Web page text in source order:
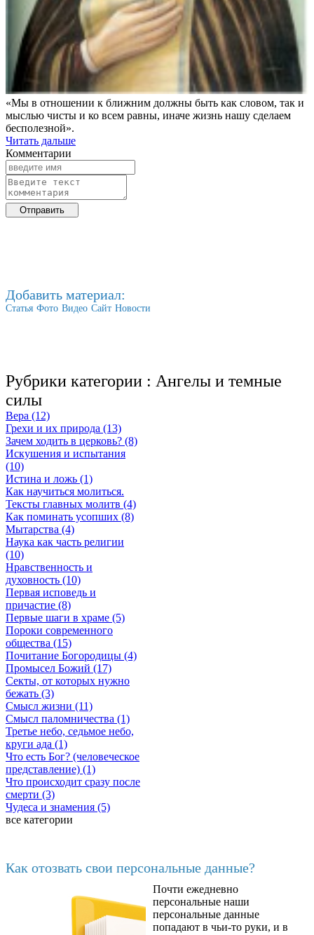
«Мы в отношении к ближним должны быть как словом, так и
мыслью чисты и ко всем равны, иначе жизнь нашу сделаем
бесполезной».
Читать дальше
Комментарии
Добавить материал:
Статья Фото Видео Сайт Новости
Рубрики категории : Ангелы и темные
силы
Вера (12)
Грехи и их природа (13)
Зачем ходить в церковь? (8)
Искушения и испытания
(10)
Истина и ложь (1)
Как научиться молиться.
Тексты главных молитв (4)
Как поминать усопших (8)
Мытарства (4)
Наука как часть религии
(10)
Нравственность и
духовность (10)
Первая исповедь и
причастие (8)
Первые шаги в храме (5)
Пороки современного
общества (15)
Почитание Богородицы (4)
Промысел Божий (17)
Секты, от которых нужно
бежать (3)
Смысл жизни (11)
Смысл паломничества (1)
Третье небо, седьмое небо,
круги ада (1)
Что есть Бог? (человеческое
представление) (1)
Что происходит сразу после
смерти (3)
Чудеса и знамения (5)
все категории
Как отозвать свои персональные данные?
Почти ежедневно
персональные наши
персональные данные
попадают в чьи-то руки, и в